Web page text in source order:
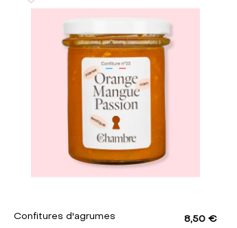
Confitures d'agrumes 8,50 €